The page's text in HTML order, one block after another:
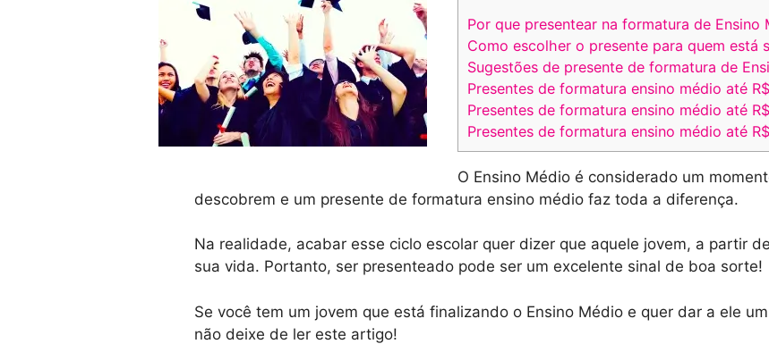
Por que presentear na formatura de Ensino
Como escolher o presente para quem está
Sugestões de presente de formatura de
Presentes de formatura ensino médio até
Presentes de formatura ensino médio até
Presentes de formatura ensino médio até
O Ensino Médio é considerado um
descobrem e um presente de formatura ensino médio faz toda a diferença.
Na realidade, acabar esse ciclo escolar quer dizer que aquele jovem, a partir
sua vida. Portanto, ser presenteado pode ser um excelente sinal de boa sorte!
Se você tem um jovem que está finalizando o Ensino Médio e quer dar a ele
não deixe de ler este artigo!